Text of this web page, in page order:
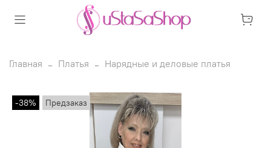
Главная Платья Нарядные и деловые платья
-38% Предзаказ